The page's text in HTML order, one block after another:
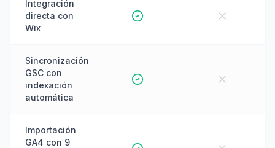
Integración
directa con
Wix
Sincronización
GSC con
indexación
automática
Importación
GA4 con 9